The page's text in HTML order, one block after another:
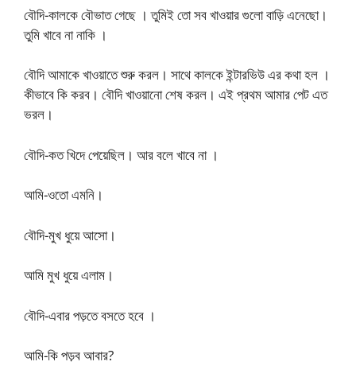
বৌদি-কালকে বৌভাত গেছে । তুমিই তো সব খাওয়ার গুলো বাড়ি এনেছো।
তুমি খাবে না নাকি ।
বৌদি আমাকে খাওয়াতে শুরু করল। সাথে কালকে ইন্টারভিউ এর কথা হল ।
কীভাবে কি করব। বৌদি খাওয়ানো শেষ করল। এই প্রথম আমার পেট এত
ভরল।
বৌদি-কত খিদে পেয়েছিল। আর বলে খাবে না ।
আমি-ওতো এমনি।
বৌদি-মুখ ধুয়ে আসো।
আমি মুখ ধুয়ে এলাম।
বৌদি-এবার পড়তে বসতে হবে ।
আমি-কি পড়ব আবার?